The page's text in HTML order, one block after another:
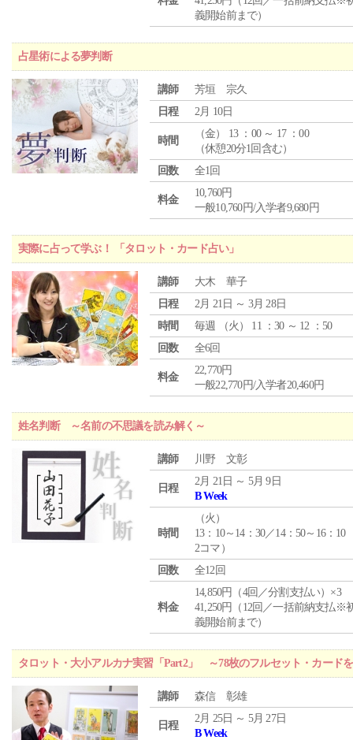
義開始前まで）
占星術による夢判断
講師
芳垣 宗久
日程
2月 10日
時間
（金） 13 ：00 ～ 17 ：00
（休憩20分1回含む）
回数
全1回
料金
10,760円
一般10,760円/入学者9,680円
実際に占って学ぶ！ 「タロット・カード占い」
講師
大木 華子
日程
2月 21日 ～ 3月 28日
時間
毎週 （火 ） 11 ：30 ～ 12 ：50
回数
全6回
料金
22,770円
一般22,770円/入学者20,460円
姓名判断 ～名前の不思議を読み解く～
講師 川野 文彰
日程
2月 21日 ～ 5月 9日
B Week
時間
（火 ）
13：10～14：30／14：50～16：10
2コマ）
回数
全12回
料金
14,850円（4回／分割支払い）×3
41,250円（12回／一括前納支払※
義開始前まで）
タロット・大小アルカナ実習「Part2」 ～78枚のフルセット・カード
講師 森信 彰雄
日程
2月 25日 ～ 5月 27日
B Week